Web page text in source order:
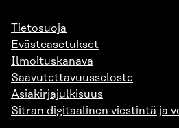
Tietosuoja
Evästeasetukset
Ilmoituskanava
Saavutettavuusseloste
Asiakirjajulkisuus
Sitran digitaalinen viestintä ja